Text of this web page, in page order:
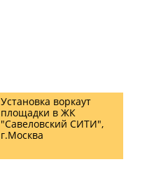
Установка воркаут
площадки в ЖК
"Савеловский СИТИ",
г.Москва